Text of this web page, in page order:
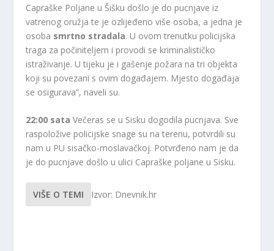
Capraške Poljane u Šišku došlo je do pucnjave iz
vatrenog oružja te je ozlijeđeno više osoba, a jedna je
osoba smrtno stradala. U ovom trenutku policijska
traga za počiniteljem i provodi se kriminalističko
istraživanje. U tijeku je i gašenje požara na tri objekta
koji su povezani s ovim događajem. Mjesto događaja
se osigurava”, naveli su.
22:00 sata Večeras se u Sisku dogodila pucnjava. Sve
raspoložive policijske snage su na terenu, potvrdili su
nam u PU sisačko-moslavačkoj. Potvrđeno nam je da
je do pucnjave došlo u ulici Capraške poljane u Sisku.
VIŠE O TEMI Izvor: Dnevnik.hr